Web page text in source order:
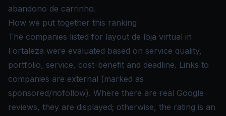
abandono de carrinho.
How we put together this ranking
The companies listed for layout de loja virtual in
Fortaleza were evaluated based on service quality,
portfolio, service, cost-benefit and deadline. Links to
companies are external (marked as
sponsored/nofollow). Where there are real Google
reviews, they are displayed; otherwise, the rating is an